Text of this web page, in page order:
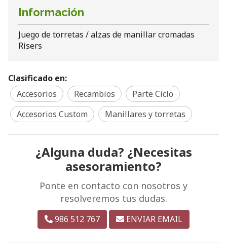
Información
Juego de torretas / alzas de manillar cromadas
Risers
Clasificado en:
Accesorios
Recambios
Parte Ciclo
Accesorios Custom
Manillares y torretas
¿Alguna duda? ¿Necesitas
asesoramiento?
Ponte en contacto con nosotros y
resolveremos tus dudas.
986 512 767 ENVIAR EMAIL